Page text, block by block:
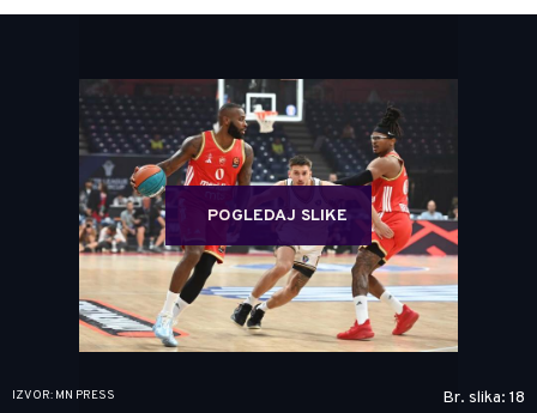
POGLEDAJ SLIKE
IZVOR: MN PRESS Br. slika: 18